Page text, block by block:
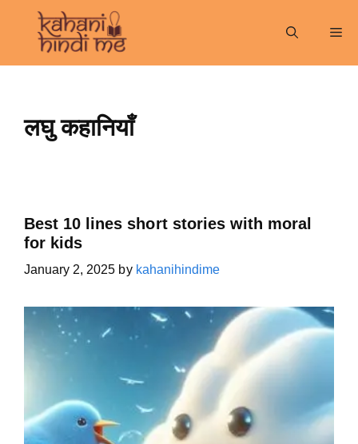
लघु कहानियाँ
Best 10 lines short stories with moral
for kids
January 2, 2025 by kahanihindime